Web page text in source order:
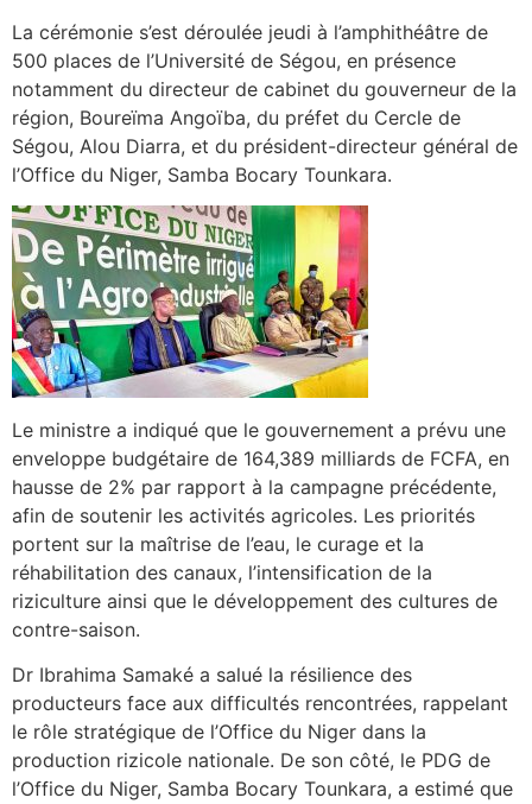
La cérémonie s’est déroulée jeudi à l’amphithéâtre de
500 places de l’Université de Ségou, en présence
notamment du directeur de cabinet du gouverneur de la
région, Boureïma Angoïba, du préfet du Cercle de
Ségou, Alou Diarra, et du président-directeur général de
l’Office du Niger, Samba Bocary Tounkara.
Le ministre a indiqué que le gouvernement a prévu une
enveloppe budgétaire de 164,389 milliards de FCFA, en
hausse de 2% par rapport à la campagne précédente,
afin de soutenir les activités agricoles. Les priorités
portent sur la maîtrise de l’eau, le curage et la
réhabilitation des canaux, l’intensification de la
riziculture ainsi que le développement des cultures de
contre-saison.
Dr Ibrahima Samaké a salué la résilience des
producteurs face aux difficultés rencontrées, rappelant
le rôle stratégique de l’Office du Niger dans la
production rizicole nationale. De son côté, le PDG de
l’Office du Niger, Samba Bocary Tounkara, a estimé que